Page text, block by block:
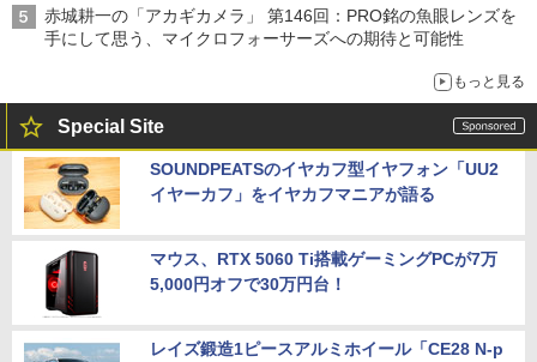
赤城耕一の「アカギカメラ」 第146回：PRO銘の魚眼レンズを
手にして思う、マイクロフォーサーズへの期待と可能性
もっと見る
Special Site
SOUNDPEATSのイヤカフ型イヤフォン「UU2
イヤーカフ」をイヤカフマニアが語る
マウス、RTX 5060 Ti搭載ゲーミングPCが7万
5,000円オフで30万円台！
レイズ鍛造1ピースアルミホイール「CE28 N-p